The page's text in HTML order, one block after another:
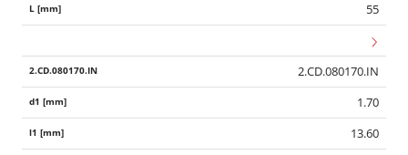
55
2.CD.080170.IN
1.70
13.60